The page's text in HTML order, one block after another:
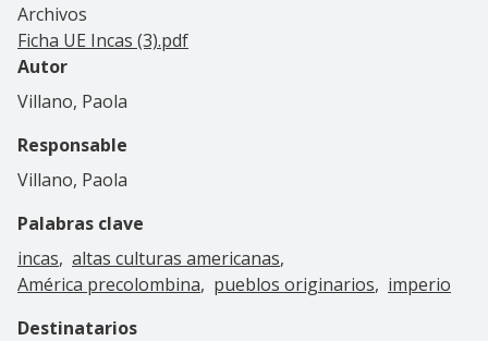
Archivos
Ficha UE Incas (3).pdf
Autor
Villano, Paola
Responsable
Villano, Paola
Palabras clave
incas altas culturas americanas
América precolombina
pueblos originarios
imperio
Destinatarios